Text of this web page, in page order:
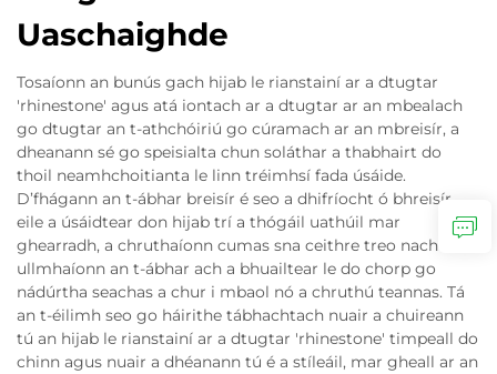
Uaschaighde
Tosaíonn an bunús gach hijab le rianstainí ar a dtugtar
'rhinestone' agus atá iontach ar a dtugtar ar an mbealach
go dtugtar an t-athchóiriú go cúramach ar an mbreisír, a
dheanann sé go speisialta chun soláthar a thabhairt do
thoil neamhchoitianta le linn tréimhsí fada úsáide.
D’fhágann an t-ábhar breisír é seo a dhifríocht ó bhreisír
eile a úsáidtear don hijab trí a thógáil uathúil mar
ghearradh, a chruthaíonn cumas sna ceithre treo nach n-
ullmhaíonn an t-ábhar ach a bhuailtear le do chorp go
nádúrtha seachas a chur i mbaol nó a chruthú teannas. Tá
an t-éilimh seo go háirithe tábhachtach nuair a chuireann
tú an hijab le rianstainí ar a dtugtar 'rhinestone' timpeall do
chinn agus nuair a dhéanann tú é a stíleáil, mar gheall ar an